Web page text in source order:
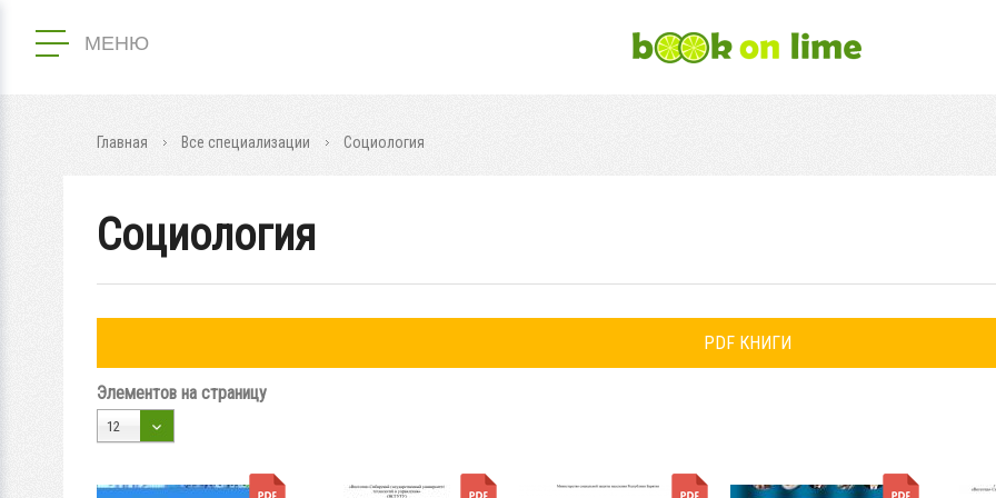
МЕНЮ
Главная Все специализации Социология
Социология
PDF КНИГИ
Элементов на страницу
12